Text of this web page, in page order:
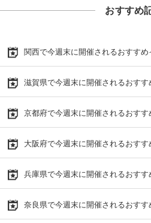
おすすめ
関西で今週末に開催されるおすすめ
滋賀県で今週末に開催されるおすす
京都府で今週末に開催されるおすす
大阪府で今週末に開催されるおすす
兵庫県で今週末に開催されるおすす
奈良県で今週末に開催されるおすす